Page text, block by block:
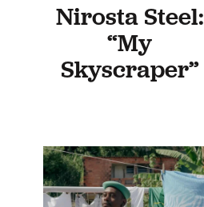
Nirosta Steel:
“My
Skyscraper”